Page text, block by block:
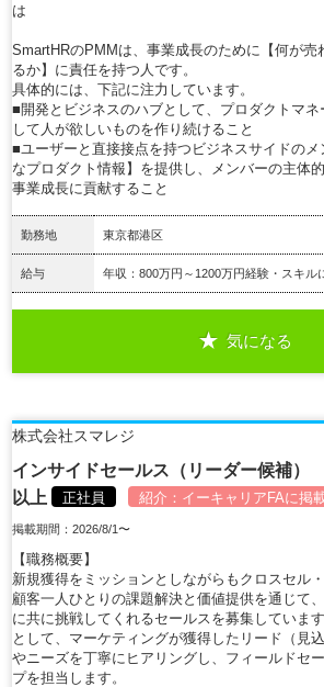
は
SmartHRのPMMは、事業成長のために【何が売
るか】に責任を持つ人です。
具体的には、下記に注力しています。
■開発とビジネスのハブとして、プロダクトマ
して人が欲しいものを作り続けること
■ユーザーと直接接点を持つビジネスサイドの
なプロダクト情報】を提供し、メンバーの主体
事業成長に貢献すること
勤務地 東京都港区
給与 年収：800万円～1200万円経験・スキル
気になる
株式会社スマレジ
インサイドセールス（リーダー候補
以上
正社員 紹介： イーキャリアFAに掲
掲載期間：2026/8/1〜
【職務概要】
新規獲得をミッションとしながらもクロスセル
顧客一人ひとりの課題解決と価値提供を通じて
に共に挑戦してくれるセールスを募集していま
として、マーケティングが獲得したリード（見
やニーズを丁寧にヒアリングし、フィールドセ
プを担当します。